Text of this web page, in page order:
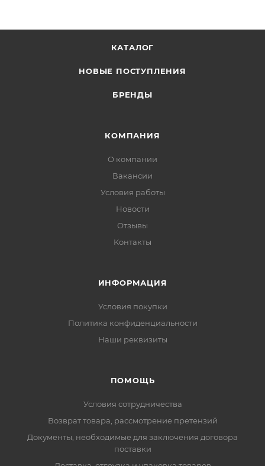
КАТАЛОГ
НОВЫЕ ПОСТУПЛЕНИЯ
БРЕНДЫ
КОМПАНИЯ
О компании
Вакансии
Условия работы
Новости
Отзывы
Контакты
ИНФОРМАЦИЯ
Условия покупки
Политика конфиденциальности
Наши реквизиты
ПОМОЩЬ
Условия сотрудничества
Возврат товара, рассмотрение претензий
Документы, необходимые для заключения договора
поставки